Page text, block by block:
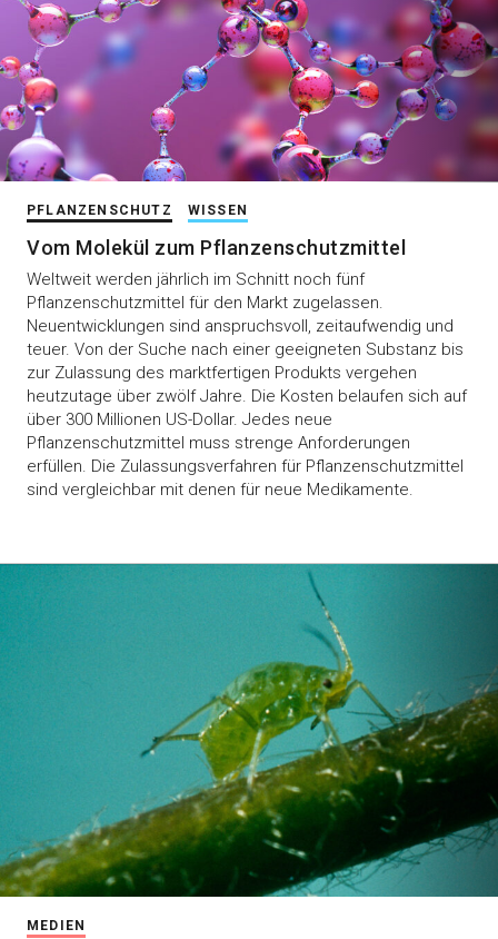
PFLANZENSCHUTZ WISSEN
Vom Molekül zum Pflanzenschutzmittel
Weltweit werden jährlich im Schnitt noch fünf
Pflanzenschutzmittel für den Markt zugelassen.
Neuentwicklungen sind anspruchsvoll, zeitaufwendig und
teuer. Von der Suche nach einer geeigneten Substanz bis
zur Zulassung des marktfertigen Produkts vergehen
heutzutage über zwölf Jahre. Die Kosten belaufen sich auf
über 300 Millionen US-Dollar. Jedes neue
Pflanzenschutzmittel muss strenge Anforderungen
erfüllen. Die Zulassungsverfahren für Pflanzenschutzmittel
sind vergleichbar mit denen für neue Medikamente.
MEDIEN